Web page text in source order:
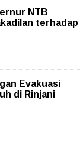
NTB
terhadap
Evakuasi
di Rinjani